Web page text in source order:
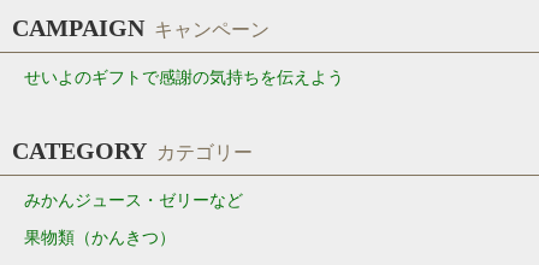
CAMPAIGN キャンペーン
せいよのギフトで感謝の気持ちを伝えよう
CATEGORY カテゴリー
みかんジュース・ゼリーなど
果物類（かんきつ）